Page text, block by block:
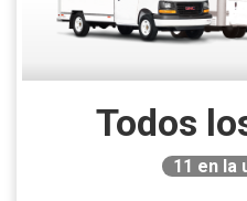
Todos
11 en la